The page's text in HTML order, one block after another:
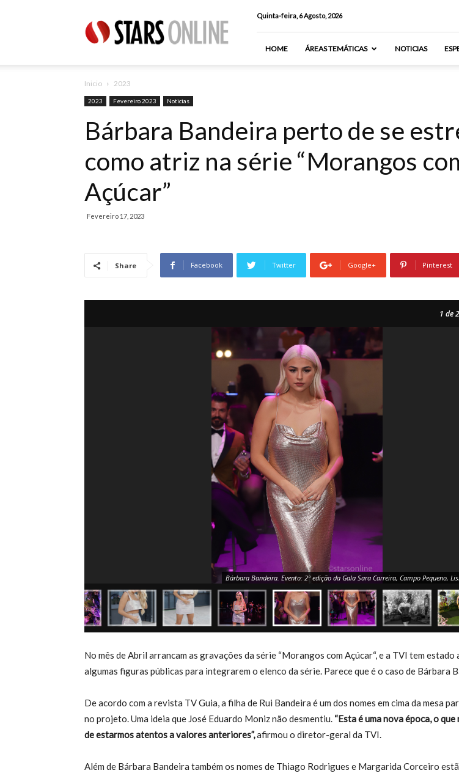
Online
Quinta-feira, 6 Agosto, 2026
HOME ÁREAS TEMÁTICAS NOTICIAS
Inicio 2023
2023 Fevereiro 2023 Noticias
Bárbara Bandeira perto de se
como atriz na série “Morangos
Açúcar”
Fevereiro 17, 2023
Share Facebook Twitter Google+ Pinterest
1 de
Bárbara Bandeira. Evento: 2ª edição da Gala Sara Carreira, Campo Pequeno,
No mês de Abril arrancam as gravações da série “Morangos com Açúcar“, e a TVI tem
algumas figuras públicas para integrarem o elenco da série. Parece que é o caso de Bárbara
De acordo com a revista TV Guia, a filha de Rui Bandeira é um dos nomes em cima da mesa
no projeto. Uma ideia que José Eduardo Moniz não desmentiu. “Esta é uma nova época, o que
de estarmos atentos a valores anteriores”,afirmou o diretor-geral da TVI.
Além de Bárbara Bandeira também os nomes de Thiago Rodrigues e Margarida Corceiro